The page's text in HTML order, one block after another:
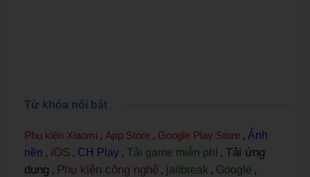
Từ khóa nổi bật
Phụ kiện Xiaomi , App Store , Google Play Store , Ảnh
nền , iOS , CH Play , Tải game miễn phí , Tải ứng
dụng , Phụ kiện công nghệ , jailbreak , Google ,